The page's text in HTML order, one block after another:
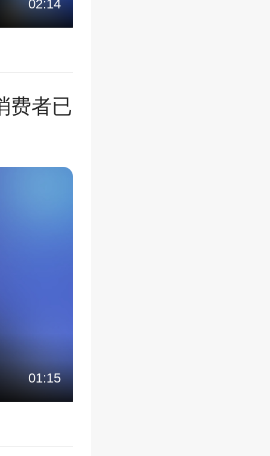
02:14
费者已
01:15